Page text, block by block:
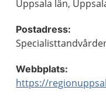
Uppsala län,
Postadress:
Webbplats:
https://